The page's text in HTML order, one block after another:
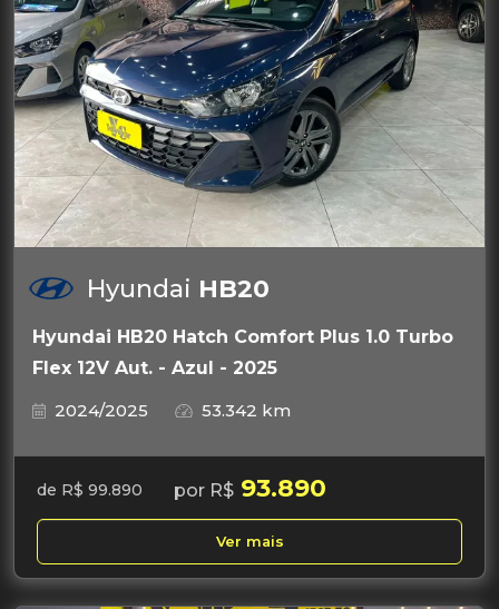
Hyundai HB20
Hyundai HB20 Hatch Comfort Plus 1.0 Turbo
Flex 12V Aut. - Azul - 2025
2024/2025
53.342 km
de R$ 99.890 por R$ 93.890
Ver mais